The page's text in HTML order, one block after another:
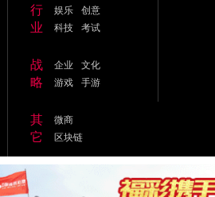
行
业
娱乐
创意
科技
考试
战
略
企业
文化
游戏
手游
其
它
微商
区块链